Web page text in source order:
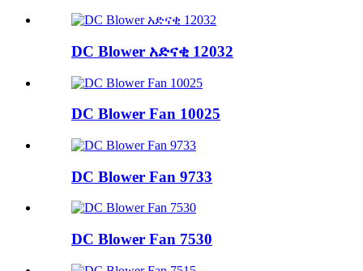
DC Blower አድናቂ 12032
DC Blower Fan 10025
DC Blower Fan 9733
DC Blower Fan 7530